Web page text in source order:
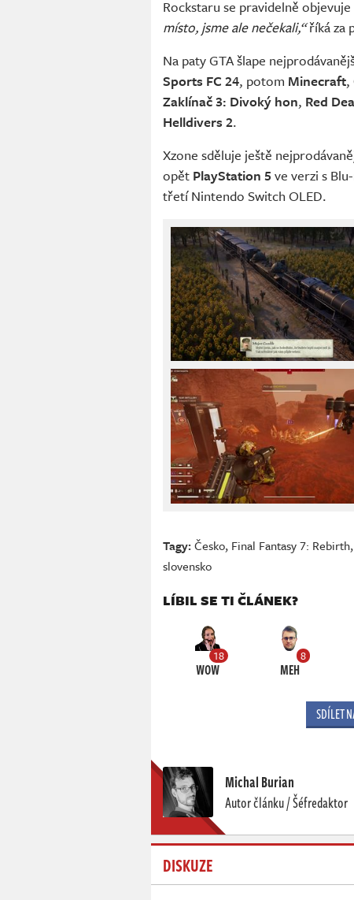
Rockstaru se pravidelně
místo, jsme ale nečekali,“říká za
Na paty GTA šlape
Sports FC 24, potom Minecraft,
Zaklínač 3: Divoký hon, Red
Helldivers 2.
Xzone sděluje ještě
opět PlayStation 5 ve verzi s
třetí Nintendo Switch OLED.
Tagy:Česko, Final Fantasy 7: Rebirth,
slovensko
LÍBIL SE TI ČLÁNEK?
18
WOW
8
MEH
SDÍLET
Michal Burian
Autor článku / Šéfredaktor
DISKUZE